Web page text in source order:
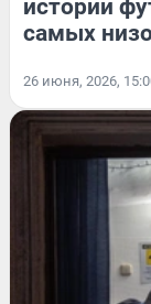
истории
самых
26 июня, 2026,